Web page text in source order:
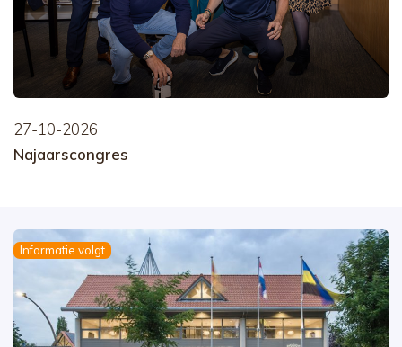
27-10-2026
Najaarscongres
Informatie volgt